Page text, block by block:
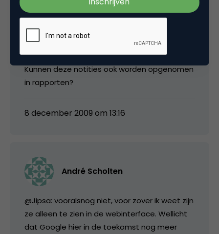
Jipsa de Groot
Kunnen deze notities ook worden opgenomen
in rapporten?
8 december 2009 om 13:16
André Scholten
@Jipsa: vooralsnog niet, voor zover ik weet zijn
ze alleen te zien in de webinterface. Wellicht
dat Google hier in de toekomst nog meer